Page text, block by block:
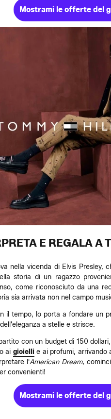
Mostrami le offerte del
E REGALA A
nella vicenda di Elvis Presley,
storia di un ragazzo
come riconosciuto da una
sia arrivata non nel campo
il tempo, lo porta a fondare un
a stelle e strisce.
con un budget di 150
ai gioielli e ai profumi, arrivando
l'American Dream,
convenienti!
Mostrami le offerte del